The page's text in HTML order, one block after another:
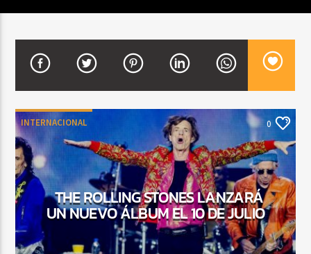
TITLE
ARTIST
CURRENT SHOW
BACHATA Y VALLENATO
9:00 AM 11:00 AM
INTERNACIONAL 0
THE ROLLING STONES LANZARÁ
UN NUEVO ÁLBUM EL 10 DE JULIO